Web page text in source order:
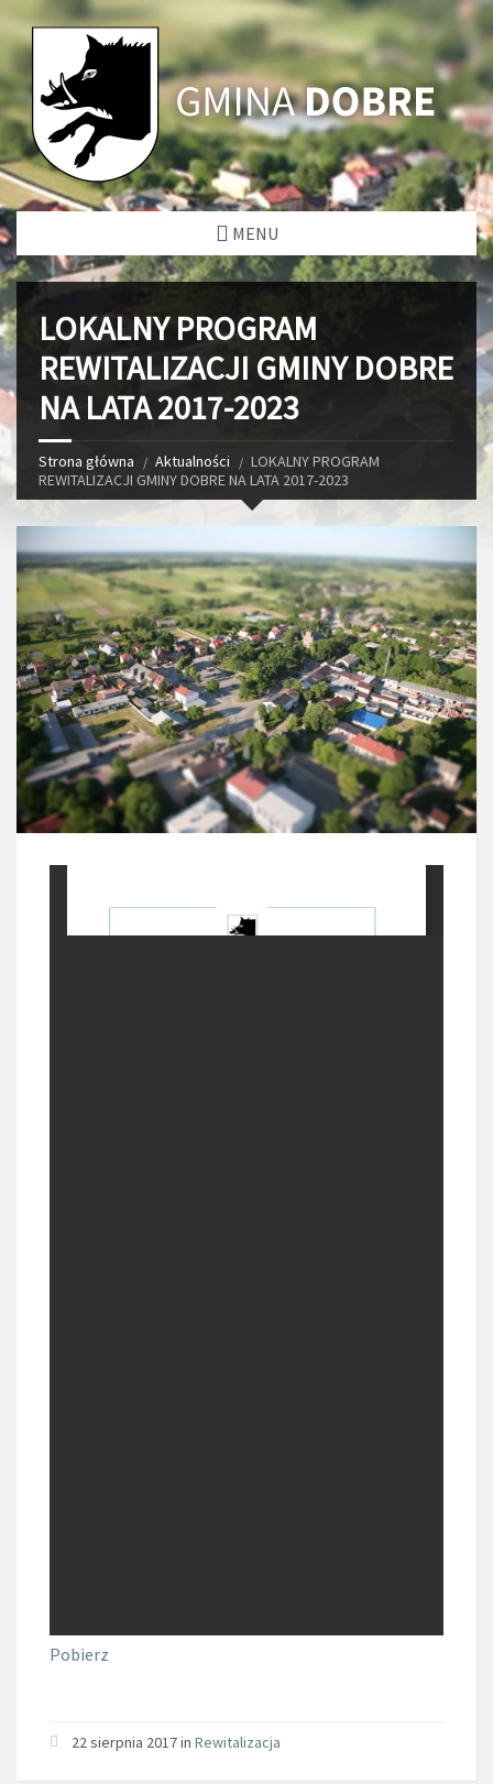
MENU
LOKALNY PROGRAM
REWITALIZACJI GMINY DOBRE
NA LATA 2017-2023
Strona główna Aktualności
LOKALNY PROGRAM
REWITALIZACJI GMINY DOBRE NA LATA 2017-2023
Pobierz
22 sierpnia 2017 in Rewitalizacja